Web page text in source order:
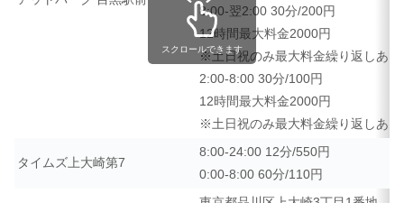
8:00-翌2:00 30分/200円
12時間最大料金2000円
※土日祝のみ最大料金繰り返しあり
2:00-8:00 30分/100円
12時間最大料金2000円
※土日祝のみ最大料金繰り返しあり
タイムズ上大崎第7
8:00-24:00 12分/550円
0:00-8:00 60分/110円
スクロールできます